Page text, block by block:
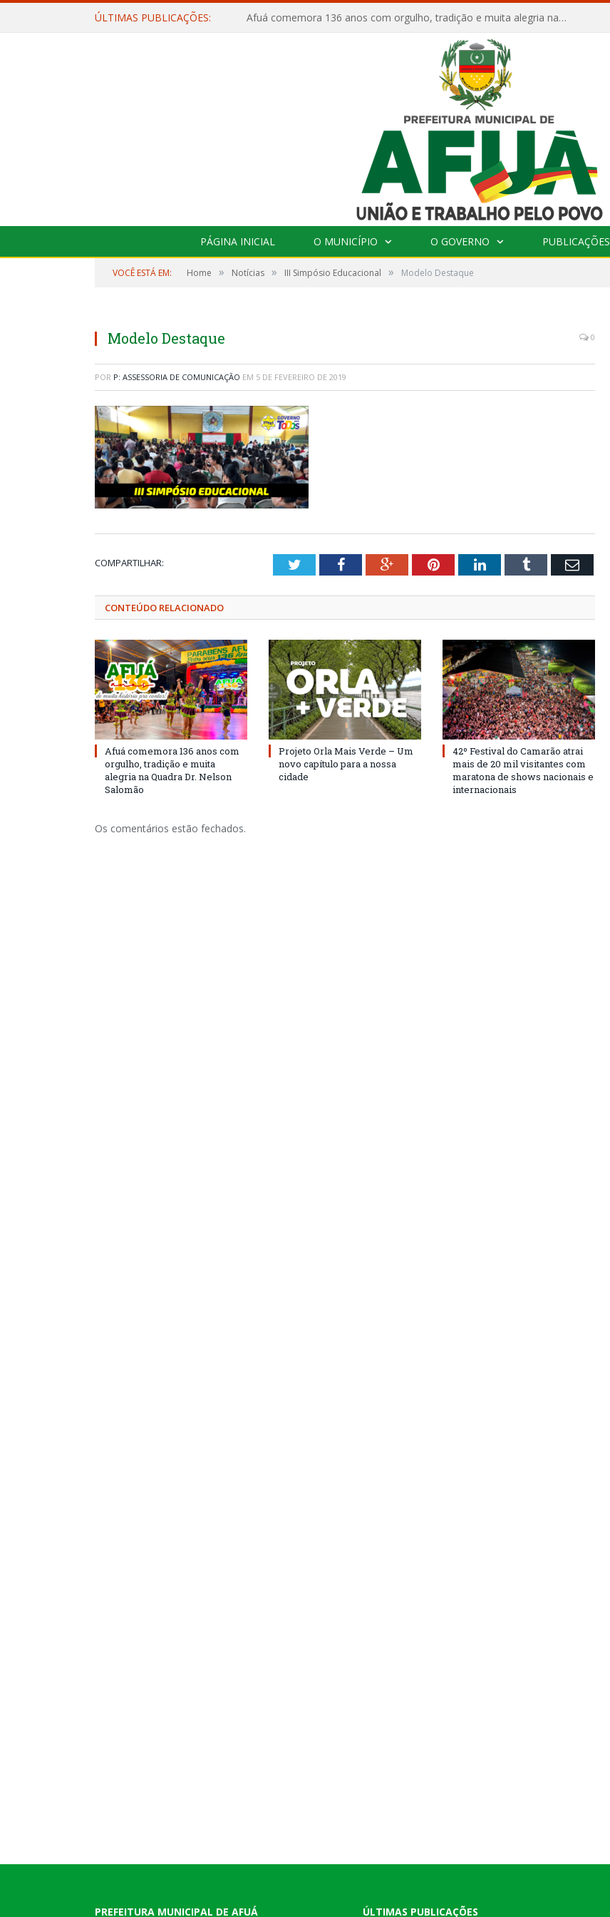
ÚLTIMAS PUBLICAÇÕES: Afuá comemora 136 anos com orgulho, tradição e muita alegria na Quadra Dr. Nelson Salomão
PÁGINA INICIAL O MUNICÍPIO O GOVERNO PUBLICAÇÕES
VOCÊ ESTÁ EM: Home » Notícias » III Simpósio Educacional » Modelo Destaque
Modelo Destaque 0
POR P: ASSESSORIA DE COMUNICAÇÃO EM 5 DE FEVEREIRO DE 2019
COMPARTILHAR: TwitterFacebookGoogle+PinterestLinkedInTumblr Email
CONTEÚDO RELACIONADO
Afuá comemora 136 anos com
orgulho, tradição e muita
alegria na Quadra Dr. Nelson
Salomão
Projeto Orla Mais Verde – Um
novo capítulo para a nossa
cidade
42º Festival do Camarão atrai
mais de 20 mil visitantes com
maratona de shows nacionais e
internacionais
Os comentários estão fechados.
PREFEITURA MUNICIPAL DE AFUÁ ÚLTIMAS PUBLICAÇÕES